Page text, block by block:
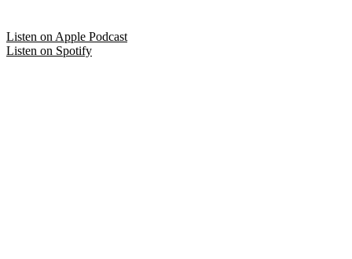
Listen on Apple Podcast
Listen on Spotify